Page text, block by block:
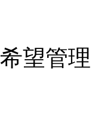
望管